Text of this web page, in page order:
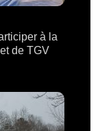
à la
de TGV